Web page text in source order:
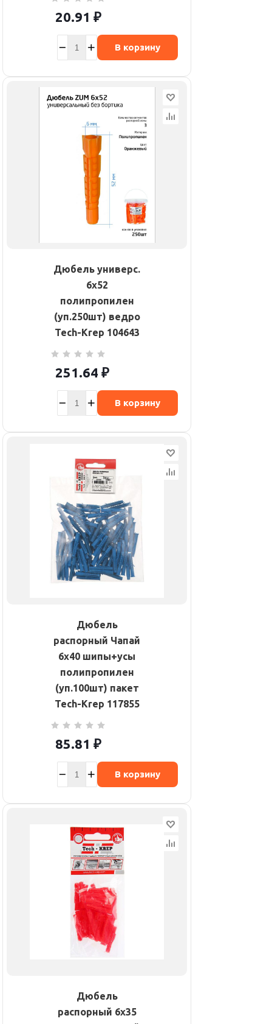
20.91 ₽
В корзину
Дюбель универс.
6х52
полипропилен
(уп.250шт) ведро
Tech-Krep 104643
251.64 ₽
В корзину
Дюбель
распорный Чапай
6х40 шипы+усы
полипропилен
(уп.100шт) пакет
Tech-Krep 117855
85.81 ₽
В корзину
Дюбель
распорный 6х35